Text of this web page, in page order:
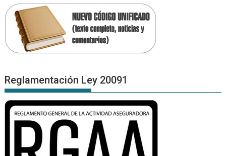
Reglamentación Ley 20091